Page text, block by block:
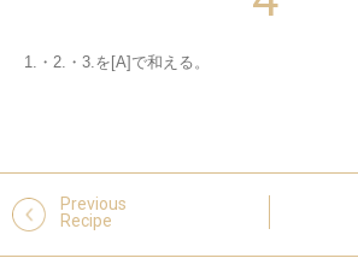
1.・2.・3.を[A]で和える。
Previous
Recipe